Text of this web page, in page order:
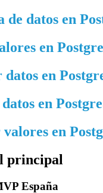
de datos en
en
en
en
en
principal
España